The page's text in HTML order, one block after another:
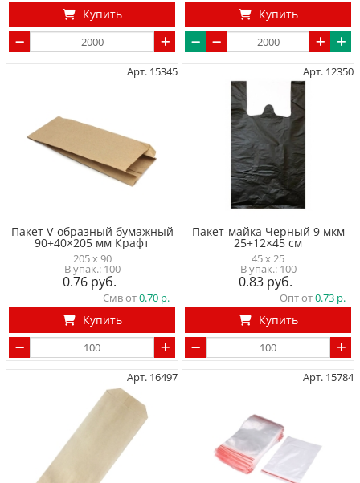
Купить Купить
Арт. 15345
Пакет V-образный бумажный
90+40×205 мм Крафт
205 x 90
100
0.76
Смв от0.70
Купить
Арт. 12350
Пакет-майка Черный 9 мкм
25+12×45 cм
45 x 25
100
0.83
Опт от0.73
Купить
Арт. 16497 Арт. 15784